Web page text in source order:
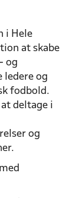
i Hele
at skabe
og
ledere og
fodbold.
deltage i
og